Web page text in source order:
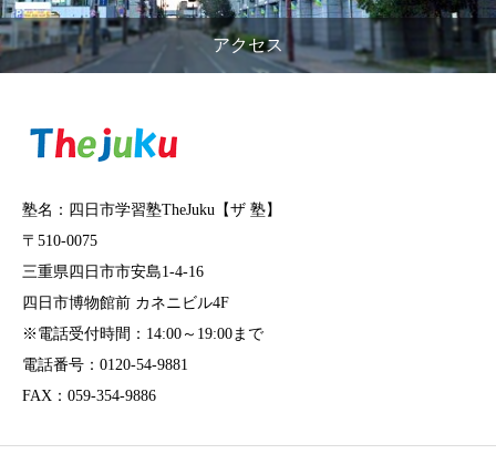
アクセス
塾名：四日市学習塾TheJuku【ザ 塾】
〒510-0075
三重県四日市市安島1-4-16
四日市博物館前 カネニビル4F
※電話受付時間：14:00～19:00まで
電話番号：0120-54-9881
FAX：059-354-9886